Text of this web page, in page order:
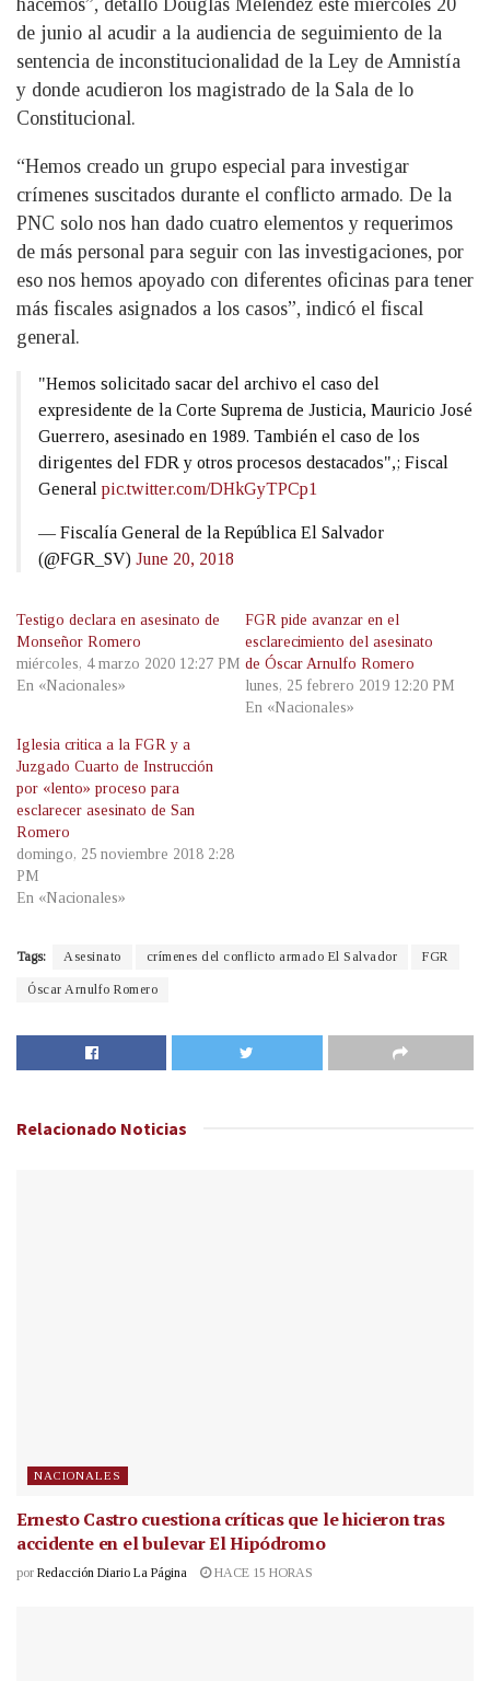
hacemos”, detalló Douglas Meléndez este miércoles 20
de junio al acudir a la audiencia de seguimiento de la
sentencia de inconstitucionalidad de la Ley de Amnistía
y donde acudieron los magistrado de la Sala de lo
Constitucional.
“Hemos creado un grupo especial para investigar
crímenes suscitados durante el conflicto armado. De la
PNC solo nos han dado cuatro elementos y requerimos
de más personal para seguir con las investigaciones, por
eso nos hemos apoyado con diferentes oficinas para tener
más fiscales asignados a los casos”, indicó el fiscal
general.
"Hemos solicitado sacar del archivo el caso del
expresidente de la Corte Suprema de Justicia, Mauricio José
Guerrero, asesinado en 1989. También el caso de los
dirigentes del FDR y otros procesos destacados",; Fiscal
General pic.twitter.com/DHkGyTPCp1
— Fiscalía General de la República El Salvador
(@FGR_SV) June 20, 2018
Testigo declara en asesinato de
Monseñor Romero
miércoles, 4 marzo 2020 12:27 PM
En «Nacionales»
FGR pide avanzar en el
esclarecimiento del asesinato
de Óscar Arnulfo Romero
lunes, 25 febrero 2019 12:20 PM
En «Nacionales»
Iglesia critica a la FGR y a
Juzgado Cuarto de Instrucción
por «lento» proceso para
esclarecer asesinato de San
Romero
domingo, 25 noviembre 2018 2:28
PM
En «Nacionales»
Tags: Asesinato crímenes del conflicto armado El Salvador FGR
Óscar Arnulfo Romero
Relacionado Noticias
NACIONALES
Ernesto Castro cuestiona críticas que le hicieron tras
accidente en el bulevar El Hipódromo
por Redacción Diario La Página HACE 15 HORAS